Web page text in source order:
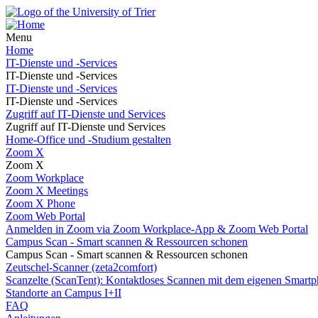
Menu
Home
IT-Dienste und -Services
IT-Dienste und -Services
IT-Dienste und -Services
IT-Dienste und -Services
Zugriff auf IT-Dienste und Services
Zugriff auf IT-Dienste und Services
Home-Office und -Studium gestalten
Zoom X
Zoom X
Zoom Workplace
Zoom X Meetings
Zoom X Phone
Zoom Web Portal
Anmelden in Zoom via Zoom Workplace-App & Zoom Web Portal
Campus Scan - Smart scannen & Ressourcen schonen
Campus Scan - Smart scannen & Ressourcen schonen
Zeutschel-Scanner (zeta2comfort)
Scanzelte (ScanTent): Kontaktloses Scannen mit dem eigenen
Standorte an Campus I+II
FAQ